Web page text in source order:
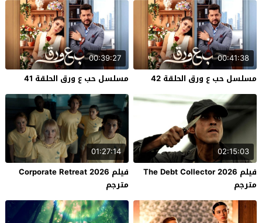
00:41:38
مسلسل حب ع ورق الحلقة 42
00:39:27
مسلسل حب ع ورق الحلقة 41
02:15:03
فيلم The Debt Collector 2026
مترجم
01:27:14
فيلم Corporate Retreat 2026
مترجم